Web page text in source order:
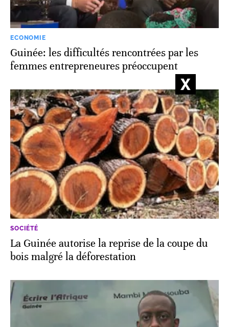
ECONOMIE
Guinée: les difficultés rencontrées par les
femmes entrepreneures préoccupent
SOCIÉTÉ
La Guinée autorise la reprise de la coupe du
bois malgré la déforestation